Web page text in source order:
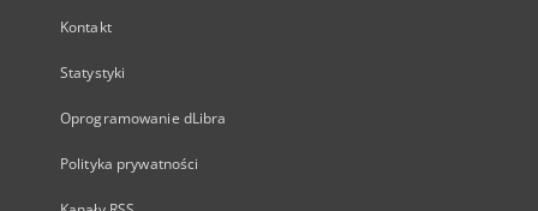
Kontakt
Statystyki
Oprogramowanie dLibra
Polityka prywatności